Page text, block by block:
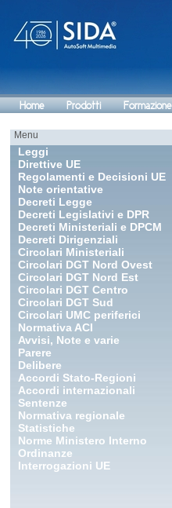
Home Prodotti Formazione
Menu
Leggi
Direttive UE
Regolamenti e Decisioni UE
Note orientative
Decreti Legge
Decreti Legislativi e DPR
Decreti Ministeriali e DPCM
Decreti Dirigenziali
Circolari Ministeriali
Circolari DGT Nord Ovest
Circolari DGT Nord Est
Circolari DGT Centro
Circolari DGT Sud
Circolari UMC periferici
Normativa ACI
Avvisi, Note e varie
Parere
Delibere
Accordi Stato-Regioni
Accordi internazionali
Sentenze
Normativa regionale
Statistiche
Norme Ministero Interno
Ordinanze
Interrogazioni UE